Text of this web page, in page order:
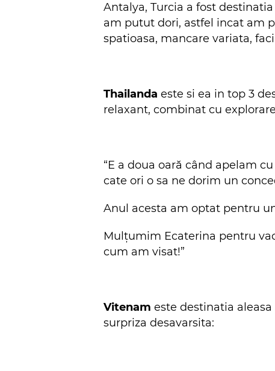
Antalya, Turcia a fost
am putut dori, astfel incat am
spatioasa, mancare variata,
Thailanda este si ea in top 3
relaxant, combinat cu
“E a doua oară când apelam
cate ori o sa ne dorim un
Anul acesta am optat pentru
Mulțumim Ecaterina pentru
cum am visat!”
Vitenam este destinatia
surpriza desavarsita: